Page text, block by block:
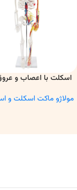
اطلاعات بیشتر
اسکلت با اعصاب و عروق
مولاژو ماکت اسکلت و